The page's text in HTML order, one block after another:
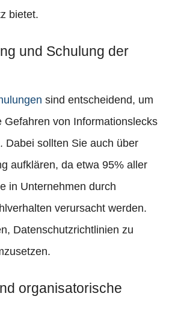
bietet.
und Schulung der
sind entscheidend, um
Gefahren von Informationslecks
Dabei sollten Sie auch über
aufklären, da etwa 95% aller
in Unternehmen durch
verursacht werden.
Datenschutzrichtlinien zu
organisatorische